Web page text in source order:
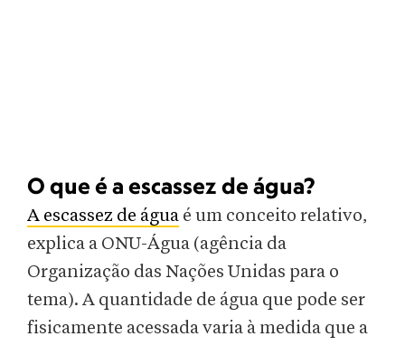
O que é a escassez de água?
A escassez de água é um conceito relativo,
explica a ONU-Água (agência da
Organização das Nações Unidas para o
tema). A quantidade de água que pode ser
fisicamente acessada varia à medida que a